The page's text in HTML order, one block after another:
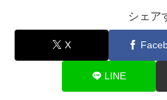
シェア
X
LINE